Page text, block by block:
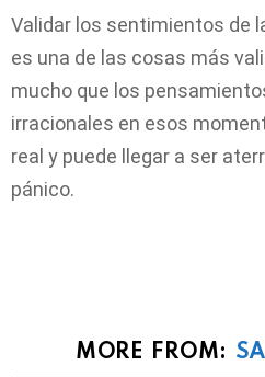
Validar los sentimientos de
es una de las cosas más
mucho que los
irracionales en esos
real y puede llegar a ser
pánico.
MORE FROM: